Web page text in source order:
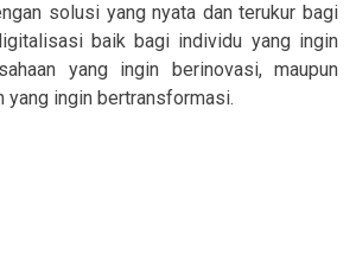
solusi yang nyata dan terukur bagi
baik bagi individu yang ingin
yang ingin berinovasi, maupun
yang ingin bertransformasi.